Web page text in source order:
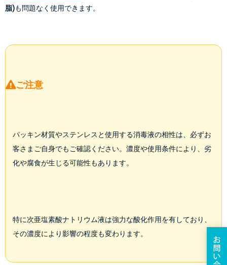
脂)も問題なく使用できます。
ご注意
パッキン材質やステンレスと使用する消毒液の相性は、必ずお
客さまご自身でもご確認ください。濃度や使用条件により、劣
化や腐食が生じる可能性もあります。
特に次亜塩素酸ナトリウム液は強力な酸化作用を有しており、
その濃度により影響の程度も変わります。